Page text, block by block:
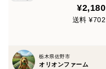
¥2,180
送料 ¥702
栃木県佐野市
オリオンファーム